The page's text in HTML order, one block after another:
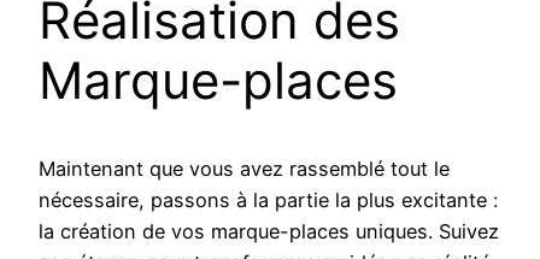
Réalisation des
Marque-places
Maintenant que vous avez rassemblé tout le
nécessaire, passons à la partie la plus excitante :
la création de vos marque-places uniques. Suivez